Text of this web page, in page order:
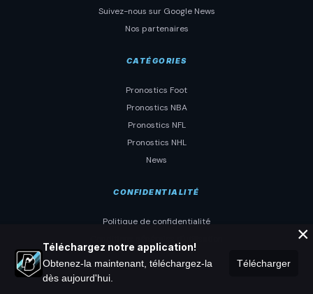
Suivez-nous sur Google News
Nos partenaires
CATÉGORIES
Pronostics Foot
Pronostics NBA
Pronostics NFL
Pronostics NHL
News
CONFIDENTIALITÉ
Politique de confidentialité
Téléchargez notre application!
Obtenez-la maintenant, téléchargez-la
dès aujourd'hui.
Télécharger
×